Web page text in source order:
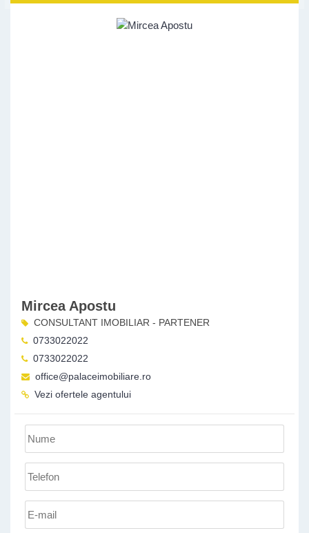
Mircea Apostu
CONSULTANT IMOBILIAR - PARTENER
0733022022
0733022022
office@palaceimobiliare.ro
Vezi ofertele agentului
:
:
mail: